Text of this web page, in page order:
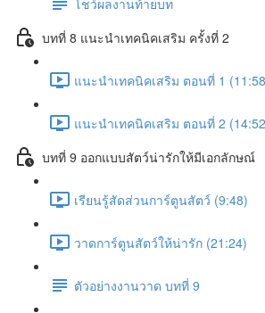
บทที่ 8 แนะนำเทคนิคเสริม ครั้งที่ 2
แนะนำเทคนิคเสริม ตอนที่ 1
แนะนำเทคนิคเสริม ตอนที่ 2
บทที่ 9 ออกแบบสัตว์น่ารักให้มีเอกลักษณ์
เรียนรู้สัดส่วนการ์ตูนสัตว์ (9:48)
วาดการ์ตูนสัตว์ให้น่ารัก (21:24)
ตัวอย่างงานวาด บทที่ 9